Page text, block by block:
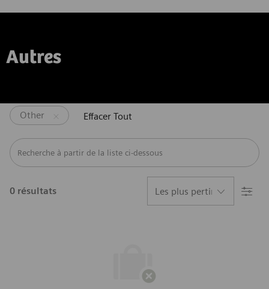
Autres
Other Effacer Tout
Recherche à partir de la liste ci-dessous
0 résultats Filtre